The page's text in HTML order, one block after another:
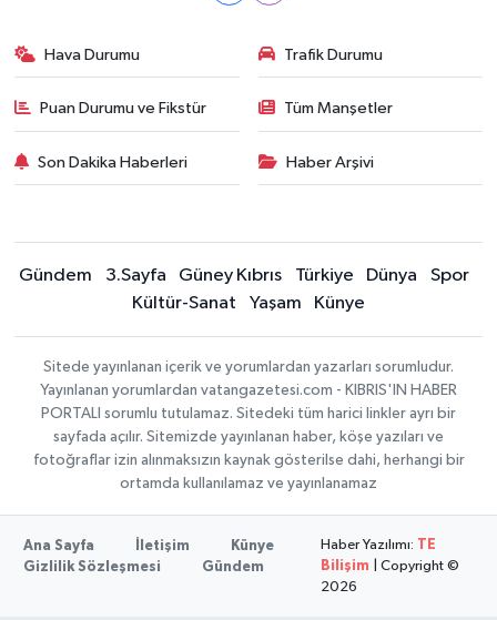
Hava Durumu Trafik Durumu
Puan Durumu ve Fikstür Tüm Manşetler
Son Dakika Haberleri Haber Arşivi
Gündem 3.Sayfa Güney Kıbrıs Türkiye Dünya
Spor
Kültür-Sanat
Yaşam Künye
Sitede yayınlanan içerik ve yorumlardan yazarları sorumludur.
Yayınlanan yorumlardan vatangazetesi.com - KIBRIS'IN HABER
PORTALI sorumlu tutulamaz. Sitedeki tüm harici linkler ayrı bir
sayfada açılır. Sitemizde yayınlanan haber, köşe yazıları ve
fotoğraflar izin alınmaksızın kaynak gösterilse dahi, herhangi bir
ortamda kullanılamaz ve yayınlanamaz
Ana Sayfa İletişim
Künye
Gizlilik Sözleşmesi
Gündem
Haber Yazılımı: TE
Bilişim | Copyright ©
2026